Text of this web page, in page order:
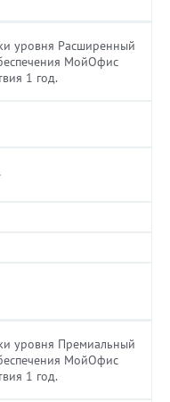
уровня Расширенный
МойОфис
1 год.
уровня Премиальный
МойОфис
1 год.